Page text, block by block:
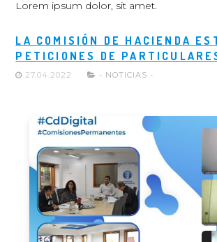
Lorem ipsum dolor, sit amet.
LA COMISIÓN DE HACIENDA
PETICIONES DE
27.04.2022 - NOTICIAS -